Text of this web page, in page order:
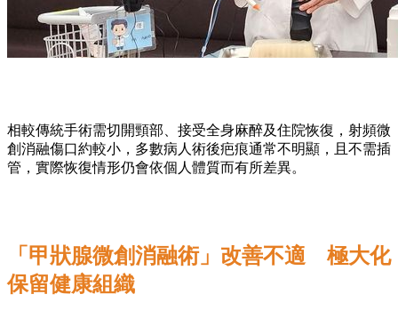
相較傳統手術需切開頸部、接受全身麻醉及住院恢復，射頻微
創消融傷口約較小，多數病人術後疤痕通常不明顯，且不需插
管，實際恢復情形仍會依個人體質而有所差異。
「 甲狀腺微創消融術」改善不適 極大化
保留健康組織